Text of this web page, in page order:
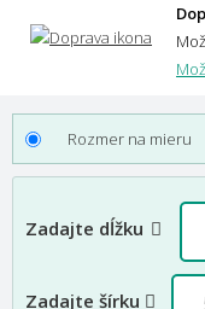
Rozmer na mieru
Zadajte dĺžku
Zadajte šírku